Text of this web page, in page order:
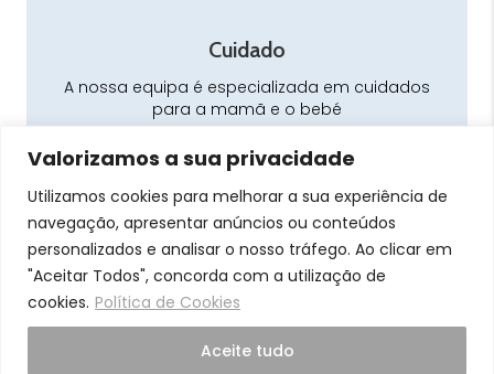
Valorizamos a sua privacidade
Utilizamos cookies para melhorar a sua experiência de
navegação, apresentar anúncios ou conteúdos
personalizados e analisar o nosso tráfego. Ao clicar em
"Aceitar Todos", concorda com a utilização de
cookies. Política de Cookies
Aceite tudo
Cuidado
A nossa equipa é especializada em cuidados
para a mamã e o bebé
Pra Mamã
Puericultura | Brinquedos | Alimentação e Amamentação